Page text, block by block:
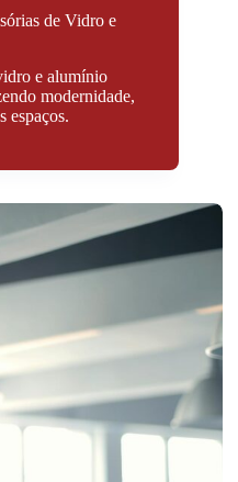
de Vidro e
e alumínio
modernidade,
espaços.